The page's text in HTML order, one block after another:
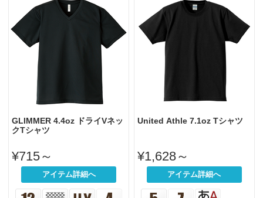
GLIMMER 4.4oz ドライVネッ
クTシャツ
¥715～
アイテム詳細へ
United Athle 7.1oz Tシャツ
¥1,628～
アイテム詳細へ